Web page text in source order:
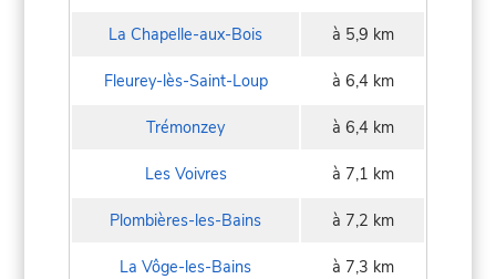
La Chapelle-aux-Bois à 5,9 km
Fleurey-lès-Saint-Loup à 6,4 km
Trémonzey à 6,4 km
Les Voivres à 7,1 km
Plombières-les-Bains à 7,2 km
La Vôge-les-Bains à 7,3 km